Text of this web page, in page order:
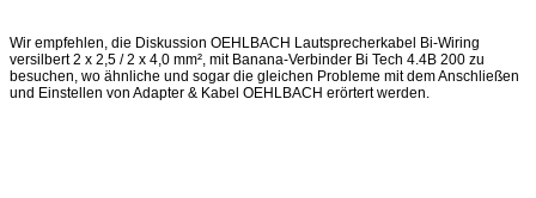
Wir empfehlen, die Diskussion OEHLBACH Lautsprecherkabel Bi-Wiring
versilbert 2 x 2,5 / 2 x 4,0 mm², mit Banana-Verbinder Bi Tech 4.4B 200 zu
besuchen, wo ähnliche und sogar die gleichen Probleme mit dem Anschließen
und Einstellen von Adapter & Kabel OEHLBACH erörtert werden.